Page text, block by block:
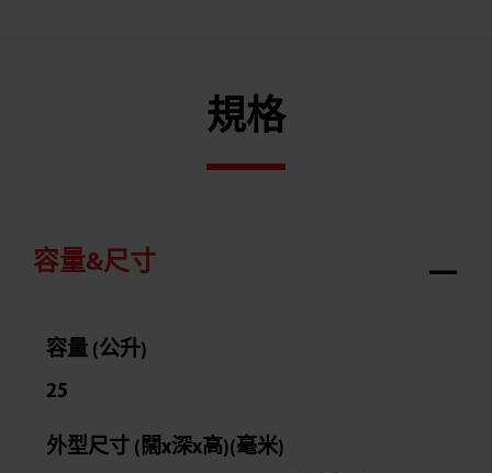
規格
容量&尺寸
容量 (公升)
25
外型尺寸 (闊x深x高)(毫米)